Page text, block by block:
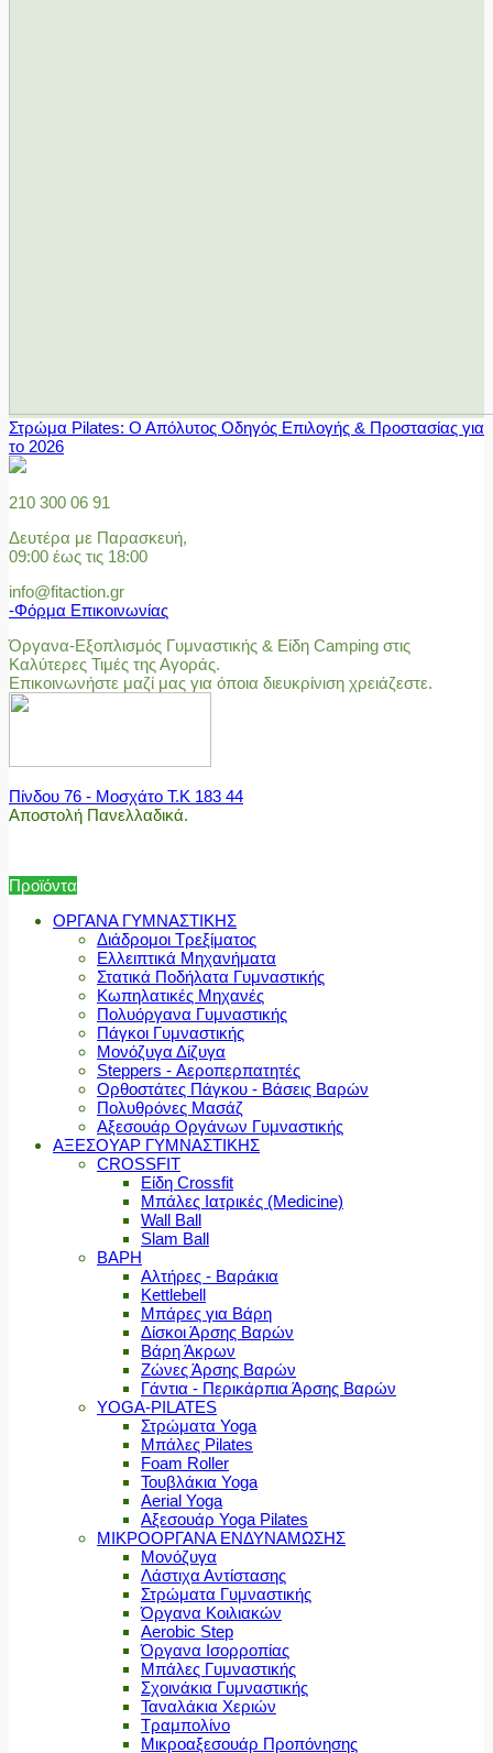
Στρώμα Pilates: Ο Απόλυτος Οδηγός Επιλογής & Προστασίας για
το 2026
210 300 06 91
Δευτέρα με Παρασκευή,
09:00 έως τις 18:00
info@fitaction.gr
-Φόρμα Επικοινωνίας
Όργανα-Εξοπλισμός Γυμναστικής & Είδη Camping στις
Καλύτερες Τιμές της Αγοράς.
Επικοινωνήστε μαζί μας για όποια διευκρίνιση χρειάζεστε.
Πίνδου 76 - Μοσχάτο Τ.Κ 183 44
Αποστολή Πανελλαδικά.
Προϊόντα
ΟΡΓΑΝΑ ΓΥΜΝΑΣΤΙΚΗΣ
Διάδρομοι Τρεξίματος
Ελλειπτικά Μηχανήματα
Στατικά Ποδήλατα Γυμναστικής
Κωπηλατικές Μηχανές
Πολυόργανα Γυμναστικής
Πάγκοι Γυμναστικής
Μονόζυγα Δίζυγα
Steppers - Αεροπερπατητές
Ορθοστάτες Πάγκου - Βάσεις Βαρών
Πολυθρόνες Μασάζ
Αξεσουάρ Οργάνων Γυμναστικής
ΑΞΕΣΟΥΑΡ ΓΥΜΝΑΣΤΙΚΗΣ
CROSSFIT
Είδη Crossfit
Μπάλες Ιατρικές (Medicine)
Wall Ball
Slam Ball
ΒΑΡΗ
Αλτήρες - Βαράκια
Kettlebell
Μπάρες για Βάρη
Δίσκοι Άρσης Βαρών
Βάρη Άκρων
Ζώνες Άρσης Βαρών
Γάντια - Περικάρπια Άρσης Βαρών
YOGA-PILATES
Στρώματα Yoga
Μπάλες Pilates
Foam Roller
Τουβλάκια Yoga
Aerial Yoga
Αξεσουάρ Yoga Pilates
ΜΙΚΡΟΟΡΓΑΝΑ ΕΝΔΥΝΑΜΩΣΗΣ
Μονόζυγα
Λάστιχα Αντίστασης
Στρώματα Γυμναστικής
Όργανα Κοιλιακών
Aerobic Step
Όργανα Ισορροπίας
Μπάλες Γυμναστικής
Σχοινάκια Γυμναστικής
Ταναλάκια Χεριών
Τραμπολίνο
Μικροαξεσουάρ Προπόνησης